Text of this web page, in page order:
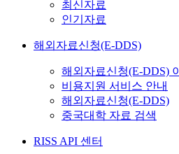
최신자료
인기자료
해외자료신청(E-DDS)
해외자료신청(E-DDS)
비용지원 서비스 안내
해외자료신청(E-DDS)
중국대학 자료 검색
RISS API 센터